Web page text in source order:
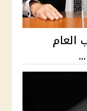
العام